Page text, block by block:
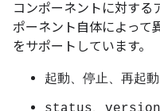
コンポーネントに対する
ポーネント自体によって
をサポートしています。
起動、停止、再起動